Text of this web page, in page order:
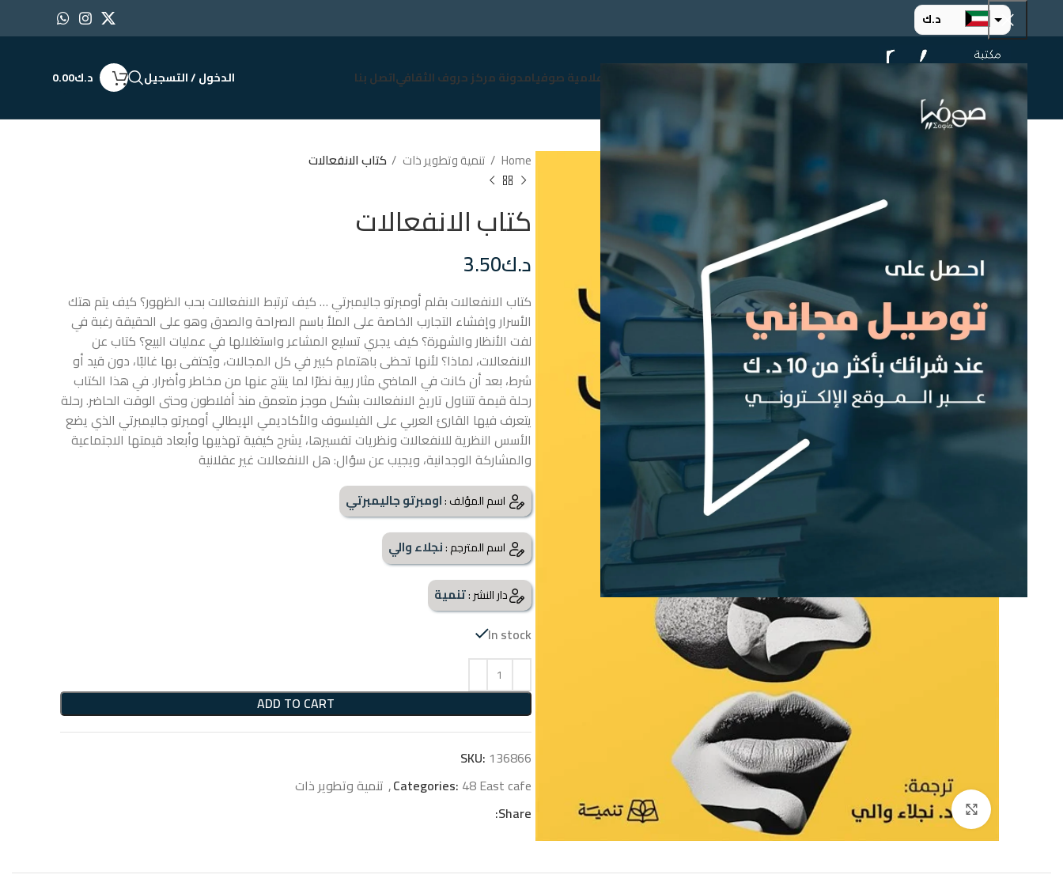
د.ك
د.إ
ر.ق
الرئيسية إعلامية صوفيامدونة مركز حروف الثقافياتصل بنا الدخول / التسجيل د.ك0.00
إضغط للتكبير
Home تنمية وتطوير ذات كتاب الانفعالات
كتاب الانفعالات
د.ك3.50
كتاب الانفعالات بقلم أومبرتو جاليمبرتي … كيف ترتبط الانفعالات بحب الظهور؟ كيف يتم هتك
الأسرار وإفشاء التجارب الخاصة على الملأ باسم الصراحة والصدق وهو على الحقيقة رغبة في
لفت الأنظار والشهرة؟ كيف يجري تسليع المشاعر واستغلالها في عمليات البيع؟ كتاب عن
الانفعالات، لماذا؟ لأنها تحظى باهتمام كبير في كل المجالات، ويُحتفى بها غالبًا، دون قيد أو
شرط، بعد أن كانت في الماضي مثار ريبة نظرًا لما ينتج عنها من مخاطر وأضرار. في هذا الكتاب
رحلة قيمة تتناول تاريخ الانفعالات بشكل موجز متعمق منذ أفلاطون وحتى الوقت الحاضر. رحلة
يتعرف فيها القارئ العربي على الفيلسوف والأكاديمي الإيطالي أومبرتو جاليمبرتي الذي يضع
الأسس النظرية للانفعالات ونظريات تفسيرها، يشرح كيفية تهذيبها وأبعاد قيمتها الاجتماعية
والمشاركة الوجدانية، ويجيب عن سؤال: هل الانفعالات غير عقلانية
اسم المؤلف :اومبرتو جاليمبرتي
اسم المترجم :نجلاء والي
دار النشر :تنمية
In stock
ADD TO CART
SKU: 136866
Categories: 48 East cafe
, تنمية وتطوير ذات
Share: